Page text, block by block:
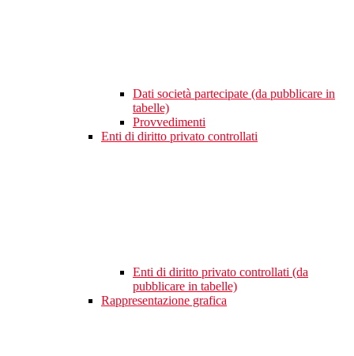
Dati società partecipate (da pubblicare in
tabelle)
Provvedimenti
Enti di diritto privato controllati
Enti di diritto privato controllati (da
pubblicare in tabelle)
Rappresentazione grafica